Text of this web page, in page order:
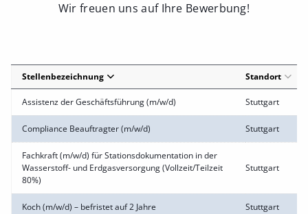
Wir freuen uns auf Ihre Bewerbung!
Stellenbezeichnung Standort
Assistenz der Geschäftsführung (m/w/d) Stuttgart
Compliance Beauftragter (m/w/d) Stuttgart
Fachkraft (m/w/d) für Stationsdokumentation in der
Wasserstoff- und Erdgasversorgung (Vollzeit/Teilzeit
80%)
Stuttgart
Koch (m/w/d) – befristet auf 2 Jahre Stuttgart